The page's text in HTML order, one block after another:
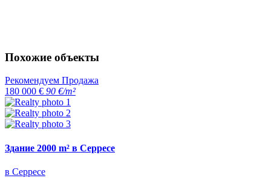
Похожие объекты
Рекомендуем Продажа
180 000 € 90 €/m²
Здание 2000 m² в Серресе
в Серресе